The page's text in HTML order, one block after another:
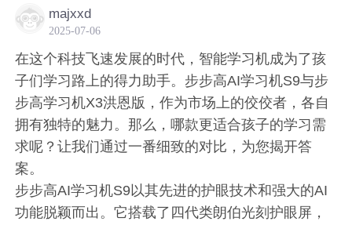
majxxd
2025-07-06
在这个科技飞速发展的时代，智能学习机成为了孩
子们学习路上的得力助手。步步高AI学习机S9与步
步高学习机X3洪恩版，作为市场上的佼佼者，各自
拥有独特的魅力。那么，哪款更适合孩子的学习需
求呢？让我们通过一番细致的对比，为您揭开答
案。
步步高AI学习机S9以其先进的护眼技术和强大的AI
功能脱颖而出。它搭载了四代类朗伯光刻护眼屏，